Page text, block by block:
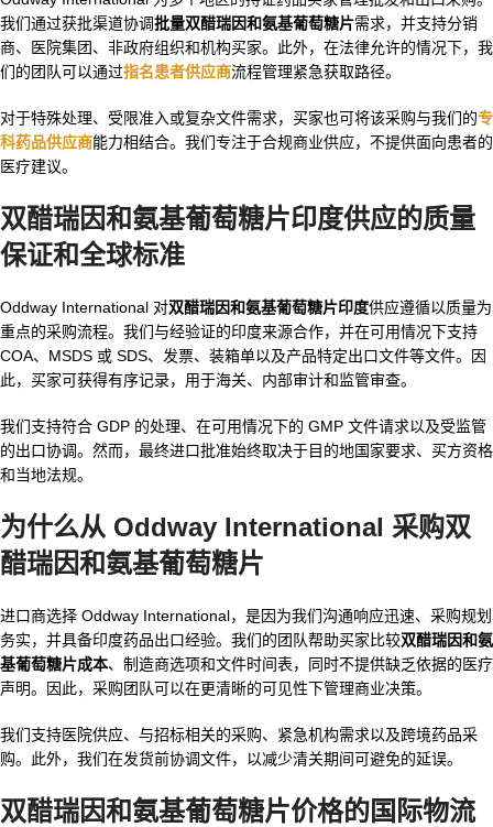
我们通过获批渠道协调批量双醋瑞因和氨基葡萄糖片需求，并支持分销
商、医院集团、非政府组织和机构买家。此外，在法律允许的情况下，我
们的团队可以通过指名患者供应商流程管理紧急获取路径。
对于特殊处理、受限准入或复杂文件需求，买家也可将该采购与我们的专
科药品供应商能力相结合。我们专注于合规商业供应，不提供面向患者的
医疗建议。
双醋瑞因和氨基葡萄糖片印度供应的质量
保证和全球标准
Oddway International 对双醋瑞因和氨基葡萄糖片印度供应遵循以质量为
重点的采购流程。我们与经验证的印度来源合作，并在可用情况下支持
COA、MSDS 或 SDS、发票、装箱单以及产品特定出口文件等文件。因
此，买家可获得有序记录，用于海关、内部审计和监管审查。
我们支持符合 GDP 的处理、在可用情况下的 GMP 文件请求以及受监管
的出口协调。然而，最终进口批准始终取决于目的地国家要求、买方资格
和当地法规。
为什么从 Oddway International 采购双
醋瑞因和氨基葡萄糖片
进口商选择 Oddway International，是因为我们沟通响应迅速、采购规划
务实，并具备印度药品出口经验。我们的团队帮助买家比较双醋瑞因和氨
基葡萄糖片成本、制造商选项和文件时间表，同时不提供缺乏依据的医疗
声明。因此，采购团队可以在更清晰的可见性下管理商业决策。
我们支持医院供应、与招标相关的采购、紧急机构需求以及跨境药品采
购。此外，我们在发货前协调文件，以减少清关期间可避免的延误。
双醋瑞因和氨基葡萄糖片价格的国际物流